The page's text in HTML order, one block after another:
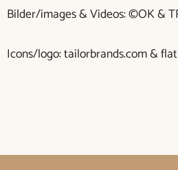
Bilder/images & Videos: ©OK &
Icons/logo: tailorbrands.com &